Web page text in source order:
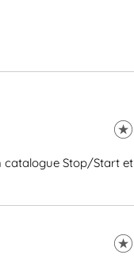
catalogue Stop/Start et